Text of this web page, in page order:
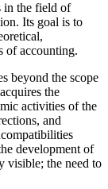
in the field of
Its goal is to
of accounting.
beyond the scope
the
activities of the
and
development of
visible; the need to